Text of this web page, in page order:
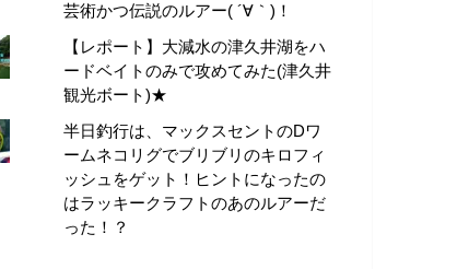
芸術かつ伝説のルアー( ´∀｀)！
【レポート】大減水の津久井湖をハ
ードベイトのみで攻めてみた(津久井
観光ボート)★
半日釣行は、マックスセントのDワ
ームネコリグでブリブリのキロフィ
ッシュをゲット！ヒントになったの
はラッキークラフトのあのルアーだ
った！？